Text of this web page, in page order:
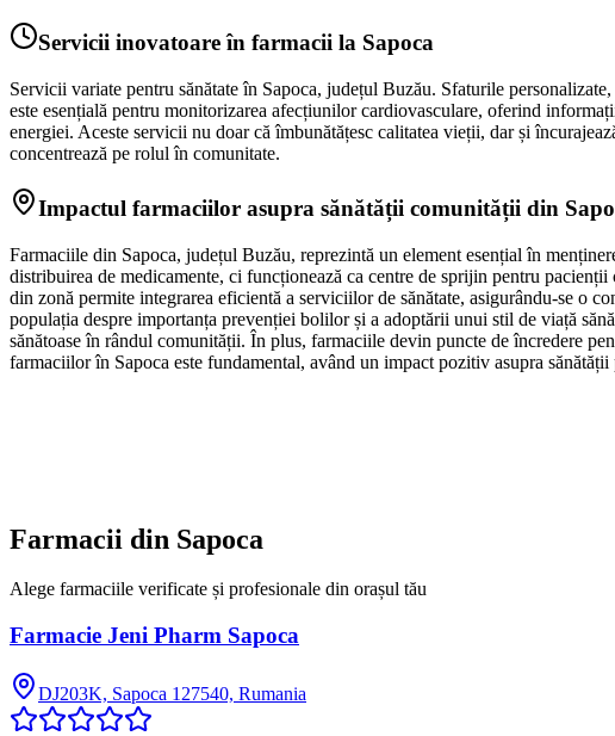
Servicii inovatoare în farmacii la Sapoca
Servicii variate pentru sănătate în Sapoca, județul Buzău. Sfaturile
este esențială pentru monitorizarea afecțiunilor cardiovasculare, oferind
energiei. Aceste servicii nu doar că îmbunătățesc calitatea vieții, dar și
concentrează pe rolul în comunitate.
Impactul farmaciilor asupra sănătății comunității din
Farmaciile din Sapoca, județul Buzău, reprezintă un element esențial în
distribuirea de medicamente, ci funcționează ca centre de sprijin pentru
din zonă permite integrarea eficientă a serviciilor de sănătate, asigurându-se o
populația despre importanța prevenției bolilor și a adoptării unui stil de viață
sănătoase în rândul comunității. În plus, farmaciile devin puncte de încredere
farmaciilor în Sapoca este fundamental, având un impact pozitiv asupra
Farmacii din Sapoca
Alege farmaciile verificate și profesionale din orașul tău
Farmacie Jeni Pharm Sapoca
DJ203K, Sapoca 127540, Rumania